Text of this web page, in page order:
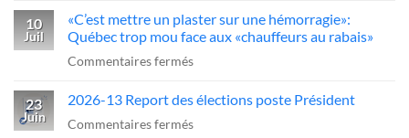
qui
manœuvre
des
camions
au
serre
la
vis
chauffeurs
de
10
Juil
«C’est mettre un plaster sur une hémorragie»:
Québec trop mou face aux «chauffeurs au rabais»
Commentaires ferméssur
mettre
un
23
Juin
2026-13 Report des élections poste Président
Commentaires ferméssur